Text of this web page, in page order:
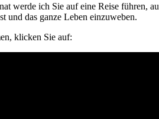
werde ich Sie auf eine Reise führen,
und das ganze Leben einzuweben.
klicken Sie auf: